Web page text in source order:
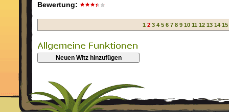
Bewertung:
1 2 3 4 5 6 7 8 9 10 11 12 13 14 15
Neuen Witz hinzufügen